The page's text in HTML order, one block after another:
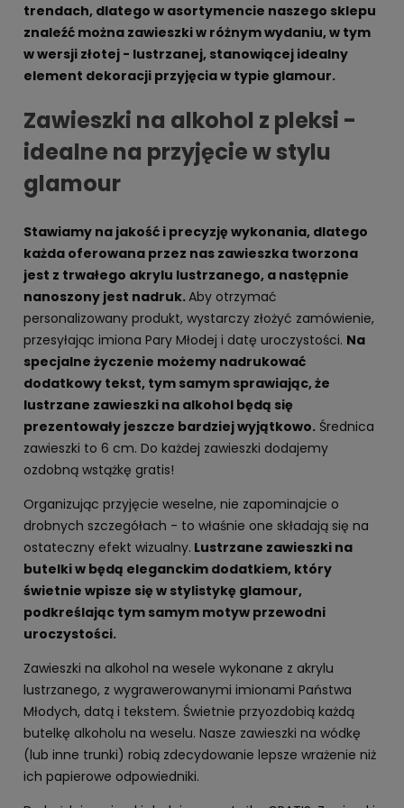
trendach, dlatego w asortymencie naszego sklepu
znaleźć można zawieszki w różnym wydaniu, w tym
w wersji złotej - lustrzanej, stanowiącej idealny
element dekoracji przyjęcia w typie glamour.
Zawieszki na alkohol z pleksi -
idealne na przyjęcie w stylu
glamour
Stawiamy na jakość i precyzję wykonania, dlatego
każda oferowana przez nas zawieszka tworzona
jest z trwałego akrylu lustrzanego, a następnie
nanoszony jest nadruk.Aby otrzymać
personalizowany produkt, wystarczy złożyć zamówienie,
przesyłając imiona Pary Młodej i datę uroczystości. Na
specjalne życzenie możemy nadrukować
dodatkowy tekst, tym samym sprawiając, że
lustrzane zawieszki na alkohol będą się
prezentowały jeszcze bardziej wyjątkowo. Średnica
zawieszki to 6 cm. Do każdej zawieszki dodajemy
ozdobną wstążkę gratis!
Organizując przyjęcie weselne, nie zapominajcie o
drobnych szczegółach - to właśnie one składają się na
ostateczny efekt wizualny. Lustrzane zawieszki na
butelki w będą eleganckim dodatkiem, który
świetnie wpisze się w stylistykę glamour,
podkreślając tym samym motyw przewodni
uroczystości.
Zawieszki na alkohol na wesele wykonane z akrylu
lustrzanego, z wygrawerowanymi imionami Państwa
Młodych, datą i tekstem. Świetnie przyozdobią każdą
butelkę alkoholu na weselu. Nasze zawieszki na wódkę
(lub inne trunki) robią zdecydowanie lepsze wrażenie niż
ich papierowe odpowiedniki.